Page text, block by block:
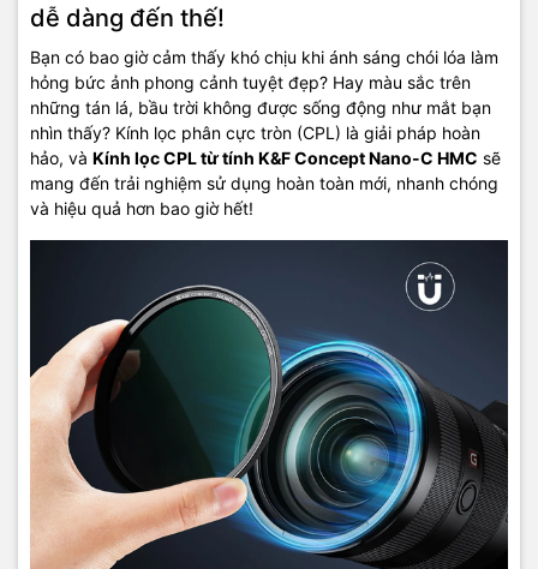
dễ dàng đến thế!
Bạn có bao giờ cảm thấy khó chịu khi ánh sáng chói lóa làm
hỏng bức ảnh phong cảnh tuyệt đẹp? Hay màu sắc trên
những tán lá, bầu trời không được sống động như mắt bạn
nhìn thấy? Kính lọc phân cực tròn (CPL) là giải pháp hoàn
hảo, và Kính lọc CPL từ tính K&F Concept Nano-C HMC sẽ
mang đến trải nghiệm sử dụng hoàn toàn mới, nhanh chóng
và hiệu quả hơn bao giờ hết!